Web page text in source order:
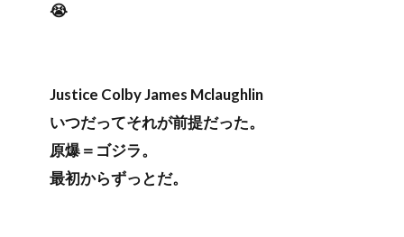
😭
Justice Colby James Mclaughlin
いつだってそれが前提だった。
原爆＝ゴジラ。
最初からずっとだ。